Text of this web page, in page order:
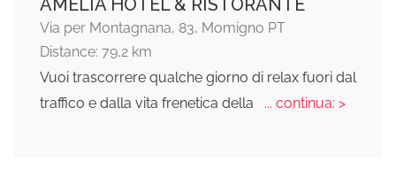
AMELIA HOTEL & RISTORANTE
Via per Montagnana, 83, Momigno PT
Distance: 79,2 km
Vuoi trascorrere qualche giorno di relax fuori dal
traffico e dalla vita frenetica della
... continua: >